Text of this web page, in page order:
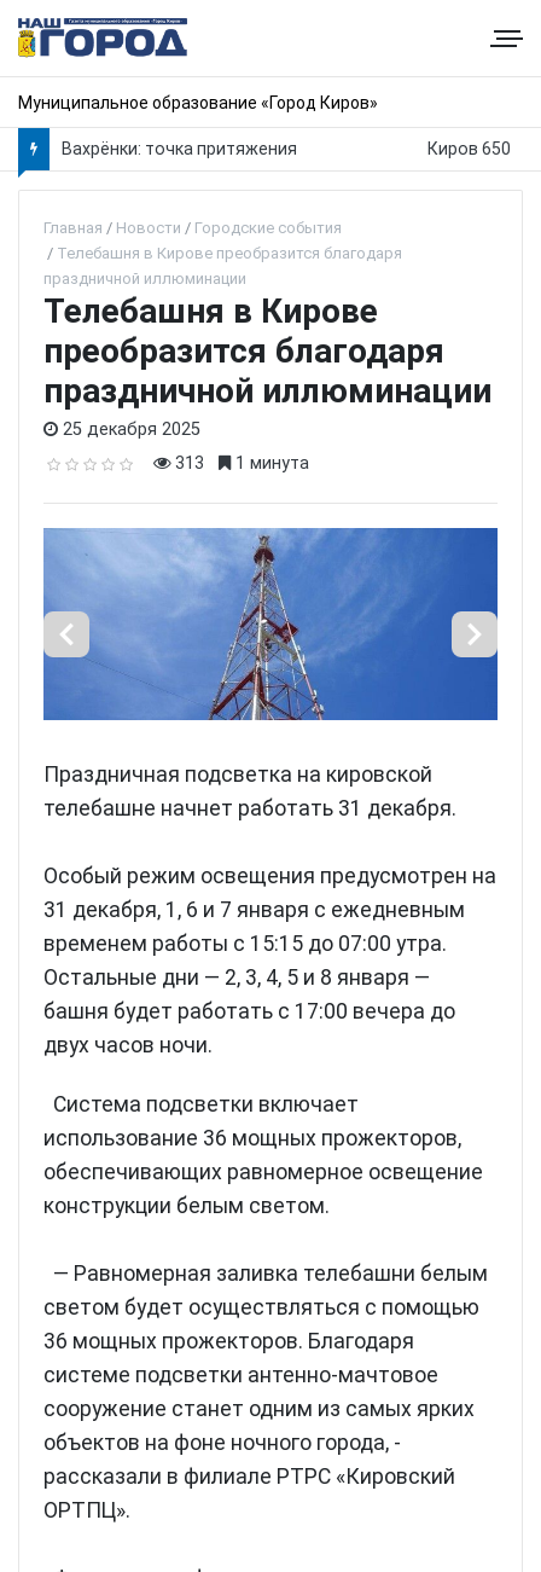
Муниципальное образование «Город Киров»
Вахрёнки: точка притяжения Киров 650
Главная Новости
Городские события
Телебашня в Кирове преобразится благодаря
праздничной иллюминации
Телебашня в Кирове
преобразится благодаря
праздничной иллюминации
25 декабря 2025
313
1 минута
Праздничная подсветка на кировской
телебашне начнет работать 31 декабря.
Особый режим освещения предусмотрен на
31 декабря, 1, 6 и 7 января с ежедневным
временем работы с 15:15 до 07:00 утра.
Остальные дни — 2, 3, 4, 5 и 8 января —
башня будет работать с 17:00 вечера до
двух часов ночи.
Система подсветки включает
использование 36 мощных прожекторов,
обеспечивающих равномерное освещение
конструкции белым светом.
— Равномерная заливка телебашни белым
светом будет осуществляться с помощью
36 мощных прожекторов. Благодаря
системе подсветки антенно-мачтовое
сооружение станет одним из самых ярких
объектов на фоне ночного города, -
рассказали в филиале РТРС «Кировский
ОРТПЦ».